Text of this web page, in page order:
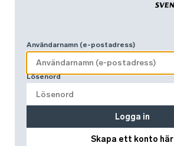
Användarnamn (e-postadress)
Lösenord
Skapa ett konto här
Logga in